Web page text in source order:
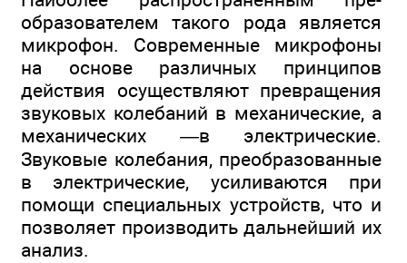
образователем такого рода является
микрофон. Совре­менные микрофоны
на основе различных принципов
действия осуществляют превращения
звуковых колеба­ний в механические, а
механических —в электрические.
Звуковые колебания, преобразованные
в электрические, усиливаются при
помощи специальных устройств, что и
позволяет производить дальнейший их
анализ.